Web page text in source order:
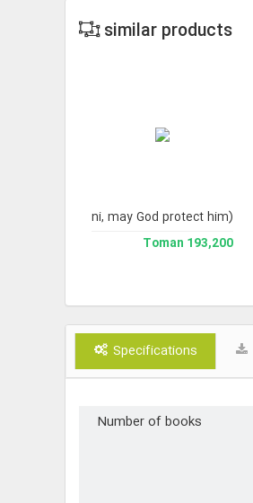
similar products
Husayni Milani, may God protect him)
193,200 Toman
Specifications
Number of books